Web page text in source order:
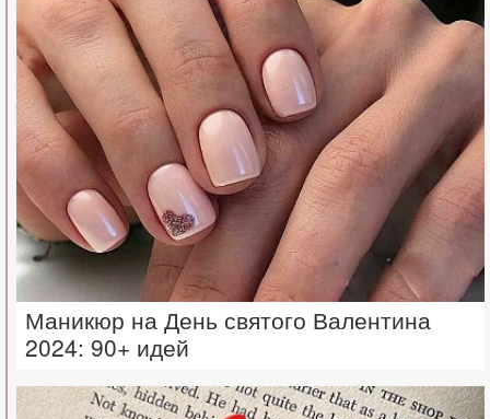
Маникюр на День святого Валентина
2024: 90+ идей